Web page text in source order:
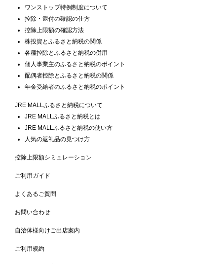
ワンストップ特例制度について
控除・還付の確認の仕方
控除上限額の確認方法
株投資とふるさと納税の関係
各種控除とふるさと納税の併用
個人事業主のふるさと納税のポイント
配偶者控除とふるさと納税の関係
年金受給者のふるさと納税のポイント
JRE MALLふるさと納税について
JRE MALLふるさと納税とは
JRE MALLふるさと納税の使い方
人気の返礼品の見つけ方
控除上限額シミュレーション
ご利用ガイド
よくあるご質問
お問い合わせ
自治体様向けご出店案内
ご利用規約